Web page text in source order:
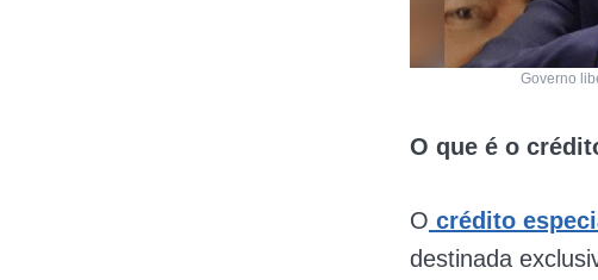
Governo
O que é o
O crédito
destinada